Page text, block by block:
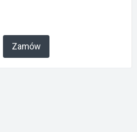
Zamów